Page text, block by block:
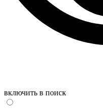
включить в поиск